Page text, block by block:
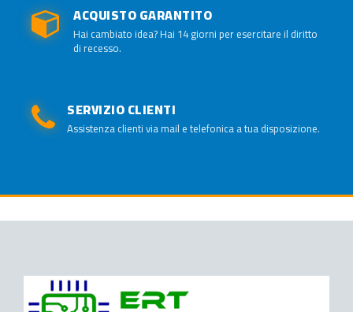
ACQUISTO GARANTITO
Hai cambiato idea? Hai 14 giorni per esercitare il diritto
di recesso.
SERVIZIO CLIENTI
Assistenza clienti via mail e telefonica a tua disposizione.